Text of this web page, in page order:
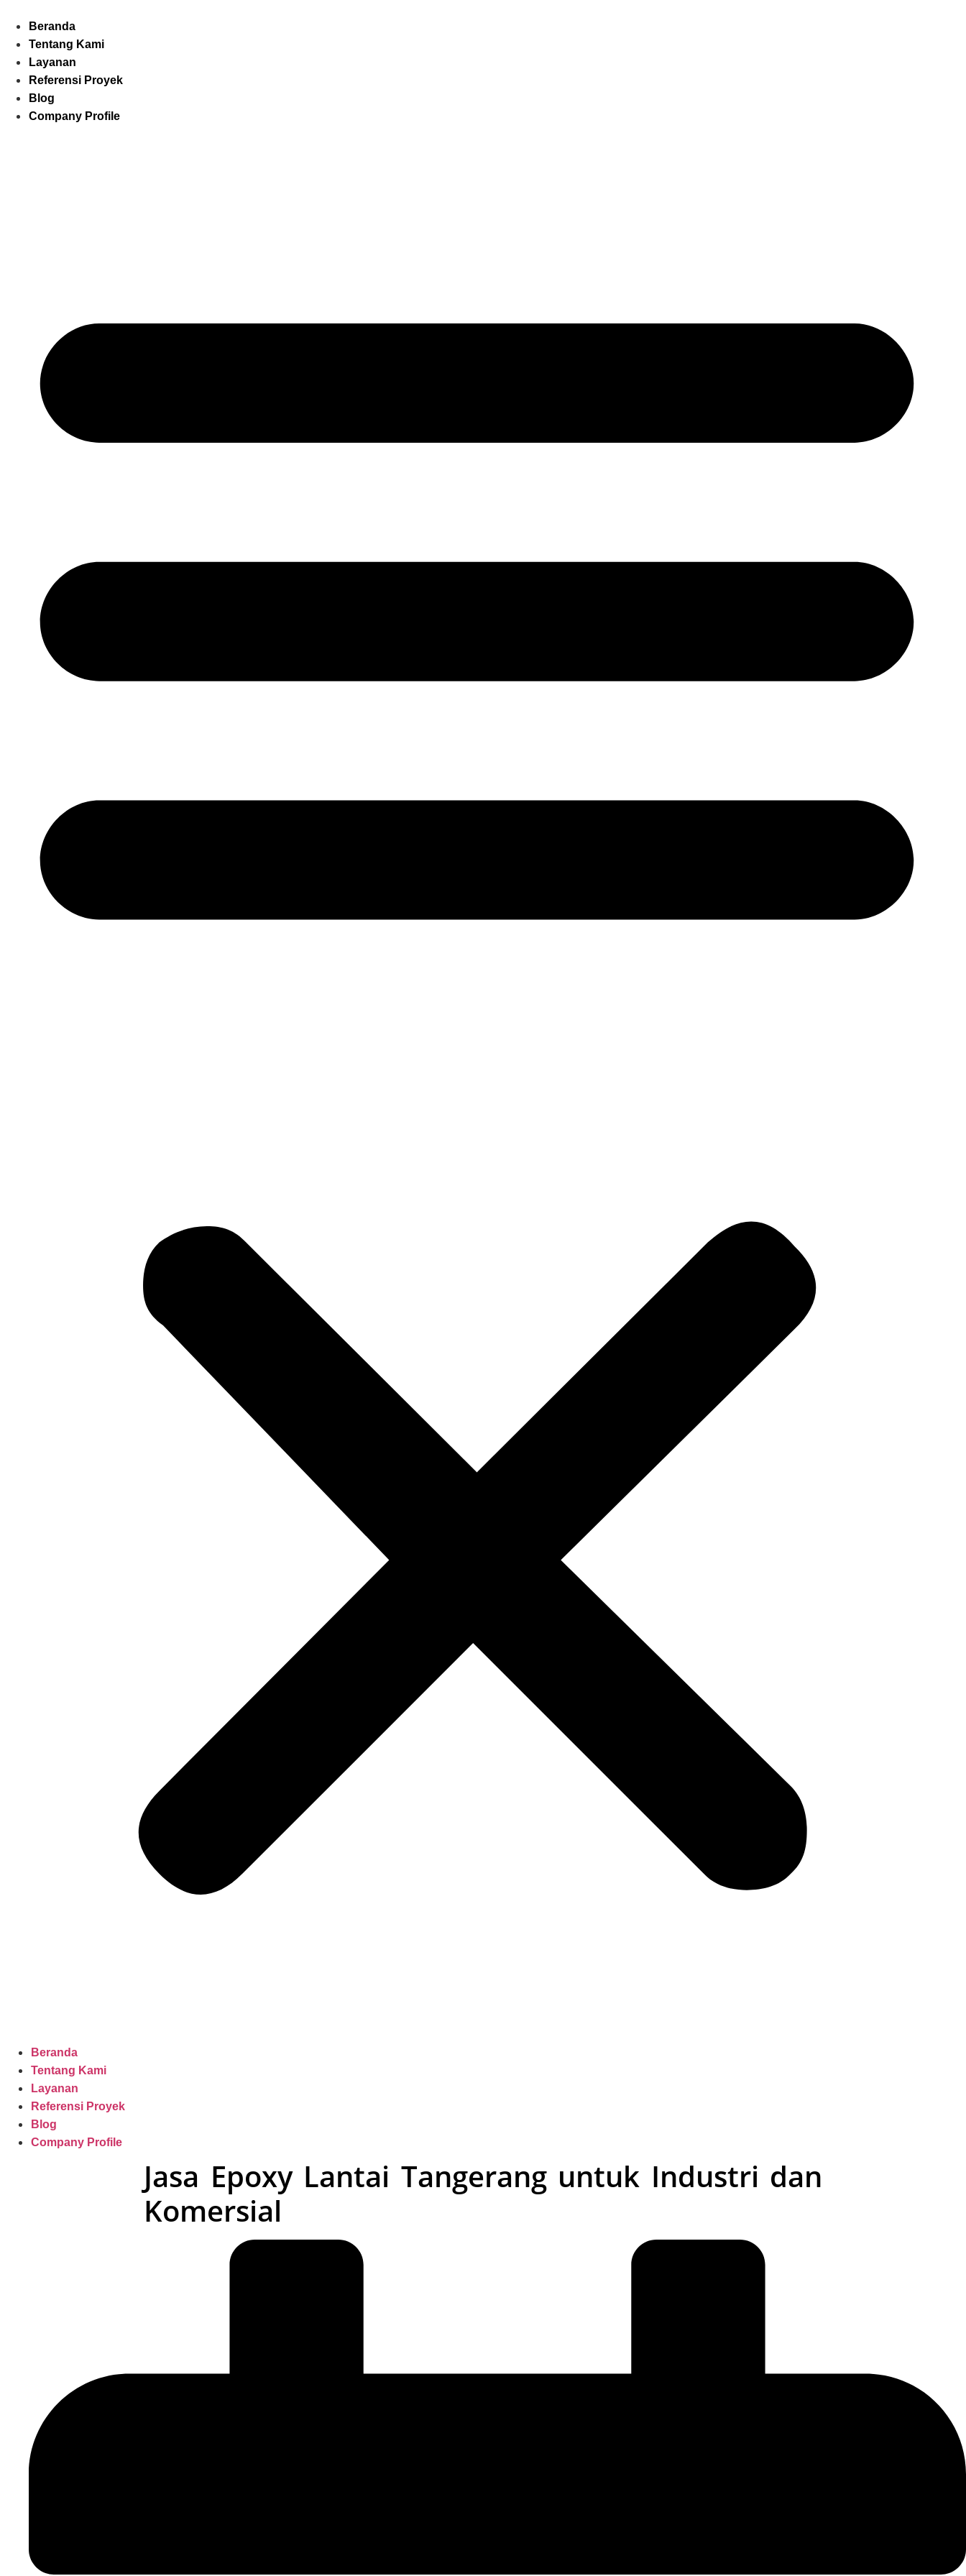
content
Beranda
Tentang Kami
Layanan
Referensi Proyek
Blog
Company Profile
Beranda
Tentang Kami
Layanan
Referensi Proyek
Blog
Company Profile
Jasa Epoxy Lantai Tangerang untuk Industri dan
Komersial